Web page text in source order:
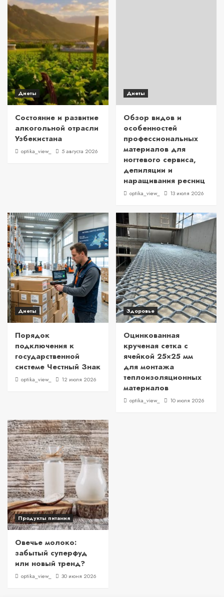
Диеты
Состояние и развитие
алкогольной отрасли
Узбекистана
optika_view_ 5 августа 2026
Диеты
Обзор видов и
особенностей
профессиональных
материалов для
ногтевого сервиса,
депиляции и
наращивания ресниц
optika_view_ 13 июля 2026
Диеты
Порядок
подключения к
государственной
системе Честный Знак
optika_view_ 12 июля 2026
Здоровье
Оцинкованная
крученая сетка с
ячейкой 25×25 мм
для монтажа
теплоизоляционных
материалов
optika_view_ 10 июля 2026
Продукты питания
Овечье молоко:
забытый суперфуд
или новый тренд?
optika_view_ 30 июня 2026